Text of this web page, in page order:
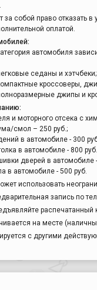
за собой право отказать
оплатой.
автомобиля
седаны и хэтчбеки;
кроссоверы,
джипы и
и моторного отсека с
смол – 250 руб.;
в автомобиле - 300
в автомобиле - 800
дверей в автомобиле
в автомобиле - 500 руб.
использовать
запись по
распечатанный
на месте
с другими